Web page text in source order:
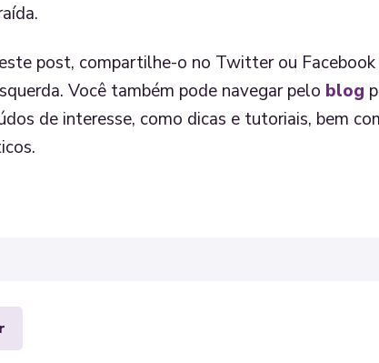
post, compartilhe-o no Twitter ou Facebook
Você também pode navegar pelo blog
de interesse, como dicas e tutoriais, bem